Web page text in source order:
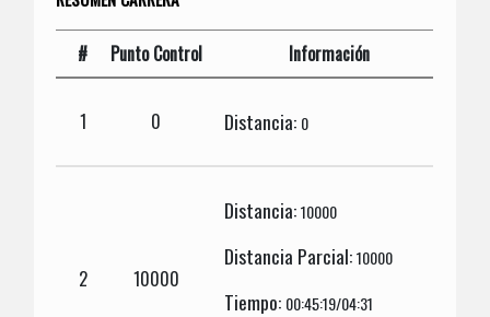
# Punto Control Información
1 0 Distancia: 0
2 10000
Distancia:10000
Distancia Parcial:10000
Tiempo: 00:45:19/04:31